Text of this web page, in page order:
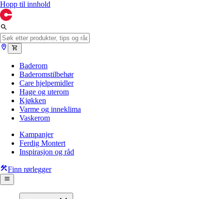
Hopp til innhold
Baderom
Baderomstilbehør
Care hjelpemidler
Hage og uterom
Kjøkken
Varme og inneklima
Vaskerom
Kampanjer
Ferdig Montert
Inspirasjon og råd
Finn rørlegger